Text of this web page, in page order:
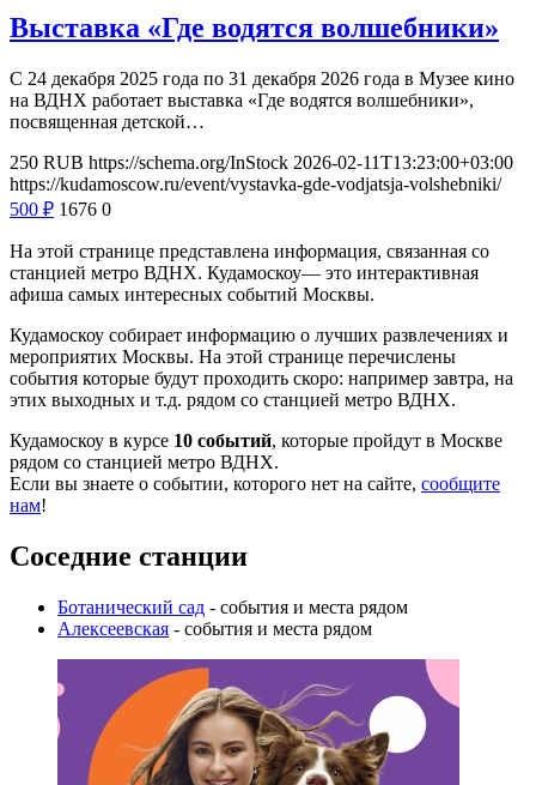
Выставка «Где водятся волшебники»
С 24 декабря 2025 года по 31 декабря 2026 года в Музее кино
на ВДНХ работает выставка «Где водятся волшебники»,
посвященная детской…
250 RUB https://schema.org/InStock 2026-02-11T13:23:00+03:00
https://kudamoscow.ru/event/vystavka-gde-vodjatsja-volshebniki/
500 ₽ 1676 0
На этой странице представлена информация, связанная со
станцией метро ВДНХ. Кудамоскоу— это интерактивная
афиша самых интересных событий Москвы.
Кудамоскоу собирает информацию о лучших развлечениях и
мероприятих Москвы. На этой странице перечислены
события которые будут проходить скоро: например завтра, на
этих выходных и т.д. рядом со станцией метро ВДНХ.
Кудамоскоу в курсе 10 событий, которые пройдут в Москве
рядом со станцией метро ВДНХ.
Если вы знаете о событии, которого нет на сайте, сообщите
нам!
Соседние станции
Ботанический сад - события и места рядом
Алексеевская - события и места рядом